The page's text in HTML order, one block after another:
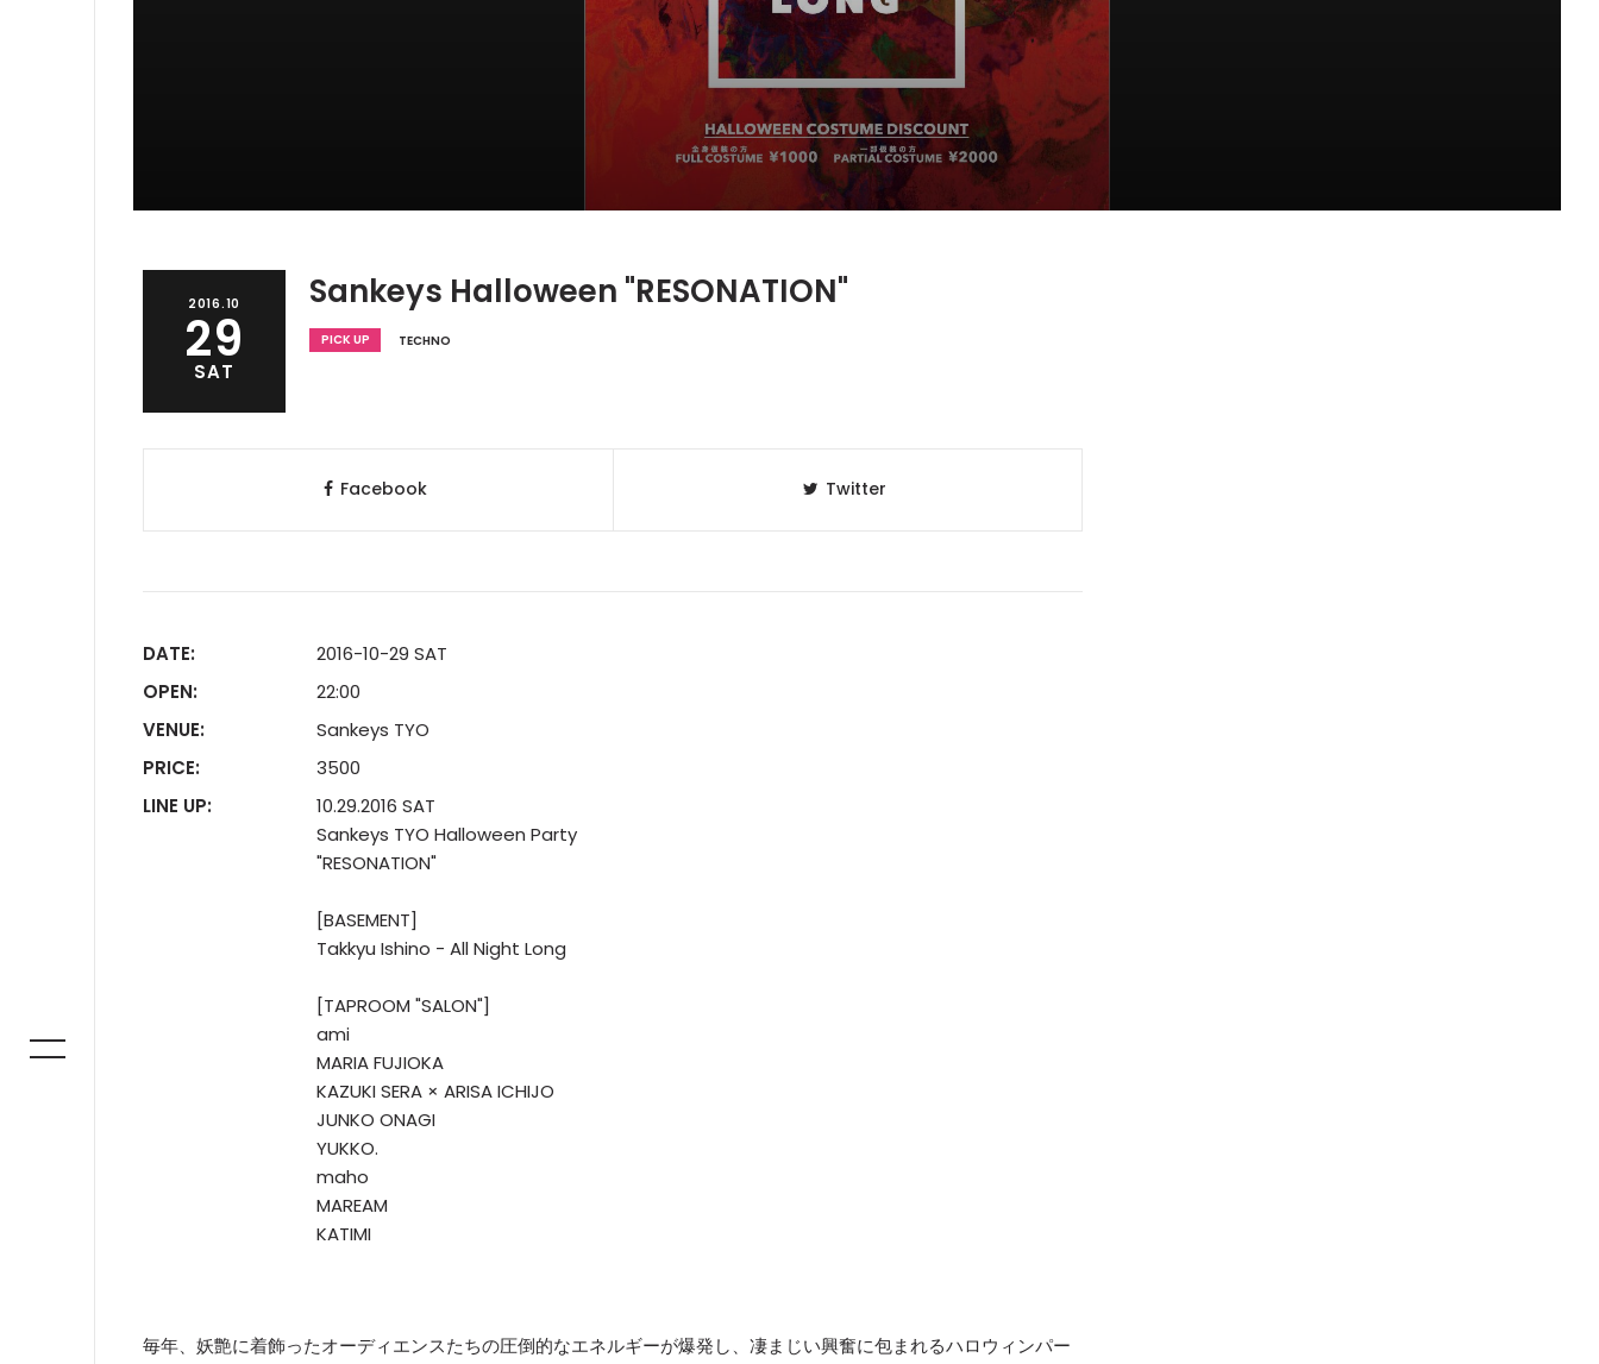
2016.10
29
SAT
Sankeys Halloween "RESONATION"
PICK UP TECHNO
Facebook Twitter
DATE:
2016-10-29 SAT
OPEN:
22:00
VENUE:
Sankeys TYO
PRICE:
3500
LINE UP:
10.29.2016 SAT
Sankeys TYO Halloween Party
"RESONATION"
[BASEMENT]
Takkyu Ishino - All Night Long
[TAPROOM "SALON"]
ami
MARIA FUJIOKA
KAZUKI SERA × ARISA ICHIJO
JUNKO ONAGI
YUKKO.
maho
MAREAM
KATIMI
毎年、妖艶に着飾ったオーディエンスたちの圧倒的なエネルギーが爆発し、凄まじい興奮に包まれるハロウィンパー